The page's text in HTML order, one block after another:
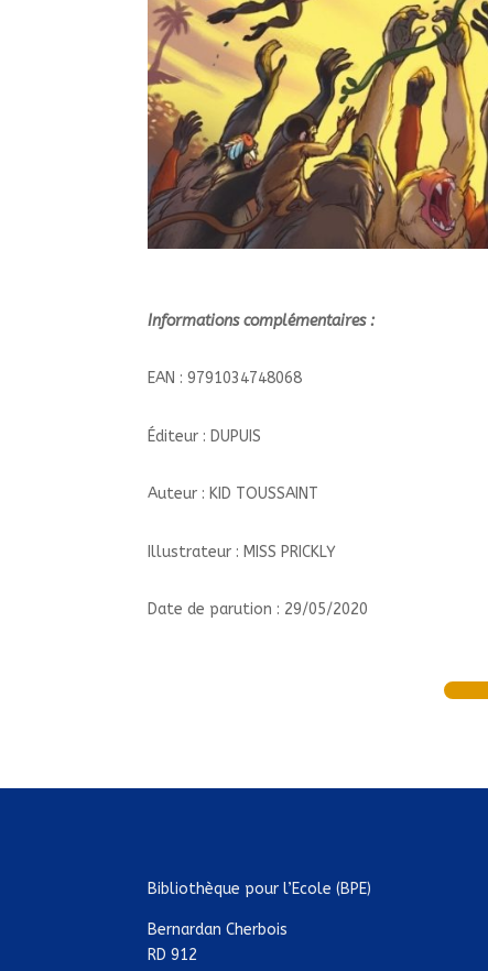
Informations complémentaires :
EAN : 9791034748068
Éditeur : DUPUIS
Auteur : KID TOUSSAINT
Illustrateur : MISS PRICKLY
Date de parution : 29/05/2020
Bibliothèque pour l’Ecole (BPE)
Bernardan Cherbois
RD 912